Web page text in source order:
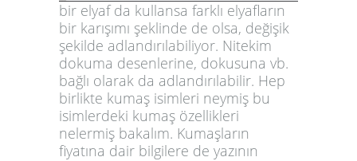
bir elyaf da kullansa farklı elyafların
bir karışımı şeklinde de olsa, değişik
şekilde adlandırılabiliyor. Nitekim
dokuma desenlerine, dokusuna vb.
bağlı olarak da adlandırılabilir. Hep
birlikte kumaş isimleri neymiş bu
isimlerdeki kumaş özellikleri
nelermiş bakalım. Kumaşların
fiyatına dair bilgilere de yazının